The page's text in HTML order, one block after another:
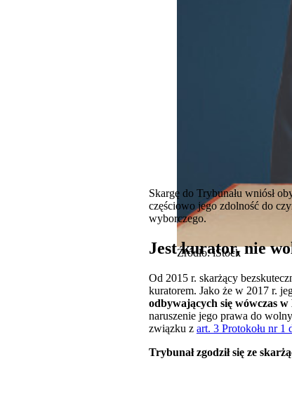
Źródło: iStock
Skargę do Trybunału wniósł
częściowo jego zdolność do
wyborczego.
Jest kurator, nie
Od 2015 r. skarżący
kuratorem. Jako że w 2017 r.
odbywających się wówczas
naruszenie jego prawa do
związku z art. 3 Protokołu nr 1
Trybunał zgodził się ze